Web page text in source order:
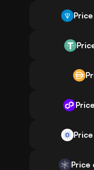
Price